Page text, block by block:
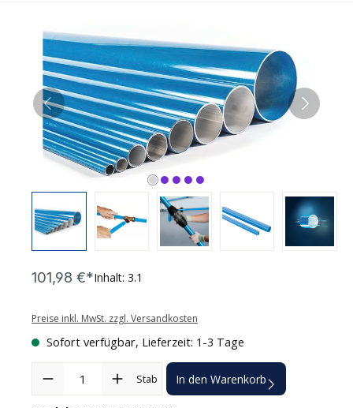
101,98 €*Inhalt: 3.1
Preise inkl. MwSt. zzgl. Versandkosten
Sofort verfügbar, Lieferzeit: 1-3 Tage
Produkt Anzahl: Gib den gewünschten Wert ein oder benutze
Stab In den Warenkorb